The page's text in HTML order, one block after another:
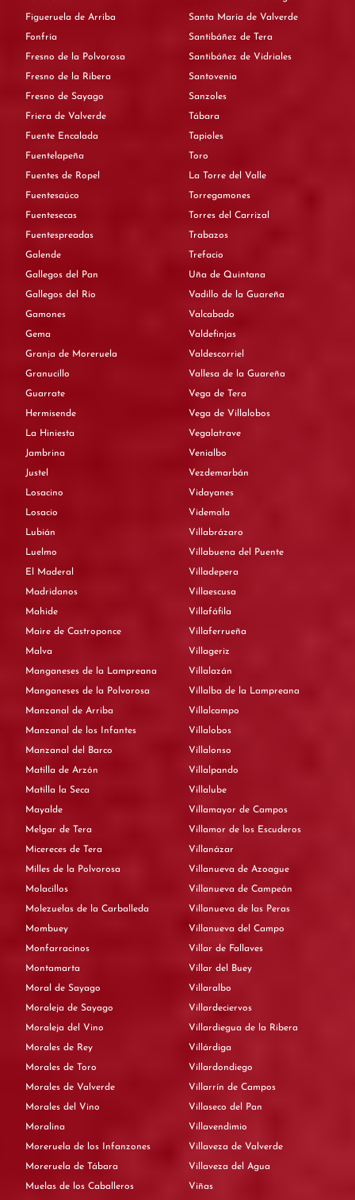
Figueruela de Arriba
Fonfría
Fresno de la Polvorosa
Fresno de la Ribera
Fresno de Sayago
Friera de Valverde
Fuente Encalada
Fuentelapeña
Fuentes de Ropel
Fuentesaúco
Fuentesecas
Fuentespreadas
Galende
Gallegos del Pan
Gallegos del Río
Gamones
Gema
Granja de Moreruela
Granucillo
Guarrate
Hermisende
La Hiniesta
Jambrina
Justel
Losacino
Losacio
Lubián
Luelmo
El Maderal
Madridanos
Mahide
Maire de Castroponce
Malva
Manganeses de la Lampreana
Manganeses de la Polvorosa
Manzanal de Arriba
Manzanal de los Infantes
Manzanal del Barco
Matilla de Arzón
Matilla la Seca
Mayalde
Melgar de Tera
Micereces de Tera
Milles de la Polvorosa
Molacillos
Molezuelas de la Carballeda
Mombuey
Monfarracinos
Montamarta
Moral de Sayago
Moraleja de Sayago
Moraleja del Vino
Morales de Rey
Morales de Toro
Morales de Valverde
Morales del Vino
Moralina
Moreruela de los Infanzones
Moreruela de Tábara
Muelas de los Caballeros
Santa María de Valverde
Santibáñez de Tera
Santibáñez de Vidriales
Santovenia
Sanzoles
Tábara
Tapioles
Toro
La Torre del Valle
Torregamones
Torres del Carrizal
Trabazos
Trefacio
Uña de Quintana
Vadillo de la Guareña
Valcabado
Valdefinjas
Valdescorriel
Vallesa de la Guareña
Vega de Tera
Vega de Villalobos
Vegalatrave
Venialbo
Vezdemarbán
Vidayanes
Videmala
Villabrázaro
Villabuena del Puente
Villadepera
Villaescusa
Villafáfila
Villaferrueña
Villageriz
Villalazán
Villalba de la Lampreana
Villalcampo
Villalobos
Villalonso
Villalpando
Villalube
Villamayor de Campos
Villamor de los Escuderos
Villanázar
Villanueva de Azoague
Villanueva de Campeán
Villanueva de las Peras
Villanueva del Campo
Villar de Fallaves
Villar del Buey
Villaralbo
Villardeciervos
Villardiegua de la Ribera
Villárdiga
Villardondiego
Villarrín de Campos
Villaseco del Pan
Villavendimio
Villaveza de Valverde
Villaveza del Agua
Viñas